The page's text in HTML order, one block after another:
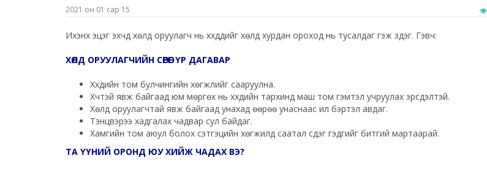
2021 он 01 сар 15
Ихэнх эцэг эхчүүд хөлд оруулагч нь хүүхдүүдийг хөлд хурдан ороход нь тусалдаг гэж үздэг. Гэвч:
ХӨЛД ОРУУЛАГЧИЙН СӨРӨГ ҮР ДАГАВАР
Хүүхдийн том булчингийн хөгжлийг сааруулна.
Хүчтэй явж байгаад юм мөргөх нь хүүхдийн тархинд маш том гэмтэл учруулах эрсдэлтэй.
Хөлд оруулагчтай явж байгаад унахад өөрөө унаснаас илүү бэртэл авдаг.
Тэнцвэрээ хадгалах чадвар сул байдаг.
Хамгийн том аюул болох сэтгэцийн хөгжилд саатал үүсдэг гэдгийг битгий мартаарай.
ТА ҮҮНИЙ ОРОНД ЮУ ХИЙЖ ЧАДАХ ВЭ?